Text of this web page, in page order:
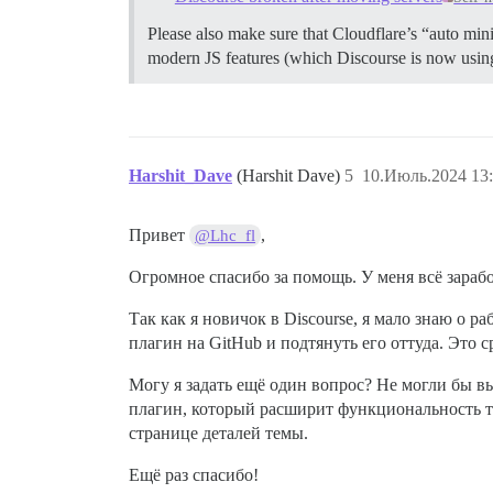
Please also make sure that Cloudflare’s “auto
modern JS features (which Discourse is now
Harshit_Dave (Harshit Dave) 10.Июль.2024
5
Привет @Lhc_fl ,
Огромное спасибо за помощь. У меня всё
Так как я новичок в Discourse, я мало знаю о
плагин на GitHub и подтянуть его оттуда. Это
Могу я задать ещё один вопрос? Не могли бы
плагин, который расширит функциональность
странице деталей темы.
Ещё раз спасибо!